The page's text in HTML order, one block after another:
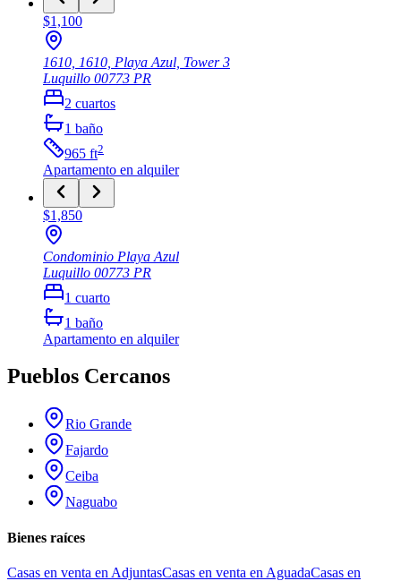
$1,100
1610, 1610, Playa Azul, Tower 3
Luquillo 00773 PR
2 cuartos
1 baño
965 ft2
Apartamento en alquiler
$1,850
Condominio Playa Azul
Luquillo 00773 PR
1 cuarto
1 baño
Apartamento en alquiler
Pueblos Cercanos
Rio Grande
Fajardo
Ceiba
Naguabo
Bienes raíces
Casas en venta en AdjuntasCasas en venta en AguadaCasas en